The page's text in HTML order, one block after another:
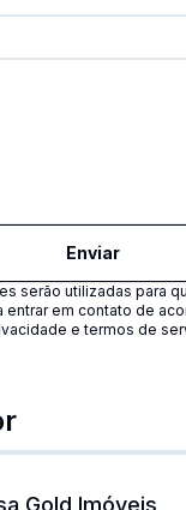
Enviar
serão utilizadas para
entrar em contato de
e termos de
Gold Imóveis